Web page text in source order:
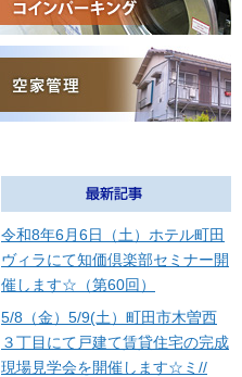
令和8年6月6日（土）ホテル町田
ヴィラにて知価倶楽部セミナー開
催します☆（第60回）
5/8（金）5/9(土）町田市木曽西
３丁目にて戸建て賃貸住宅の完成
現場見学会を開催します☆ミ//